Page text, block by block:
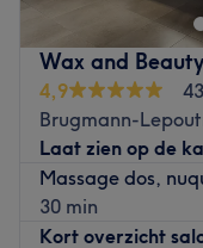
sourire. Elle vous
prestations pour
Transport public le
À seulement
Bailli ou sur l'avenue
Nos coups de cœur :
Wax and Beauty
4,9
Brugmann-
Laat zien op de
Massage dos,
30 min
Kort overzicht